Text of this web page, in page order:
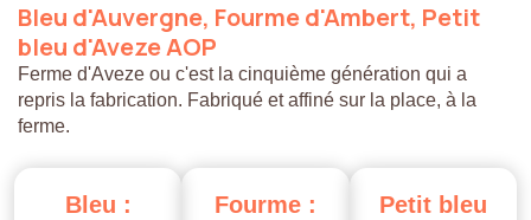
Bleu d'Auvergne, Fourmed'Ambert, Petit
bleu d'AvezeAOP
Ferme d'Aveze ou c'est la cinquième génération qui a
repris la fabrication. Fabriqué et affiné sur la place, à la
ferme.
Bleu : Fourme : Petit bleu